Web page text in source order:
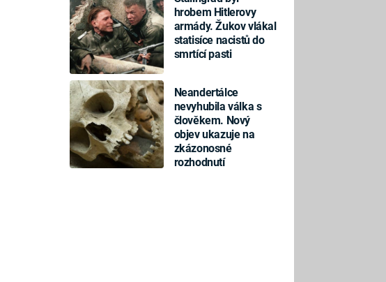
hrobem Hitlerovy
armády. Žukov vlákal
statisíce nacistů do
smrtící pasti
Neandertálce
nevyhubila válka s
člověkem. Nový
objev ukazuje na
zkázonosné
rozhodnutí